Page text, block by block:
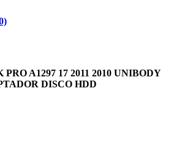
A1297 17 2011 2010 UNIBODY
DISCO HDD